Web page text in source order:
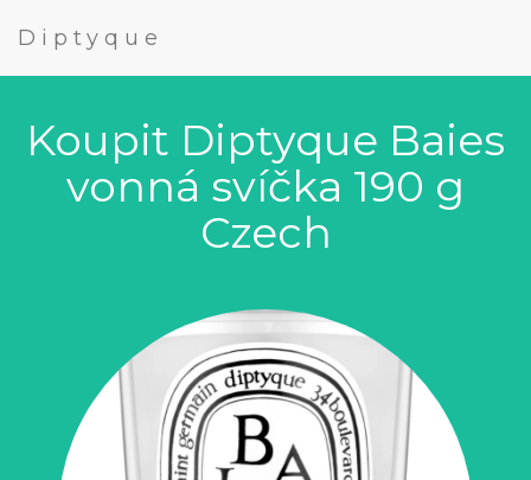
Diptyque
Koupit Diptyque Baies
vonná svíčka 190 g
Czech